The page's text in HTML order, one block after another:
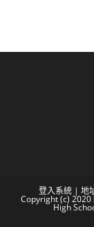
登入系統 | 地
Copyright (c) 2020
High